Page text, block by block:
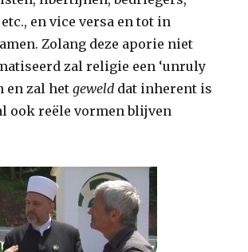
en vice versa en tot in
Zolang deze aporie niet
zal religie een ‘unruly
en zal hetgeweld dat inherent is
ook reële vormen blijven